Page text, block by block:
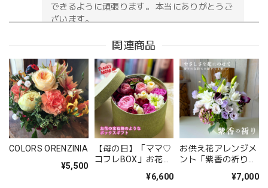
できるように頑張ります。 本当にありがとうご
ざいます。
お供え花アレンジメント「紫香の祈り」｜春彼岸・お盆・命日・法事の供花
2026/05/09
無事に届いたようです。 注文時に、間違えて記入してどう
しようと思っていた所に、丁寧な電話をいただき助かりまし
た。 送り先の友人から写真が送られてきましたが、とても
立派なアレンジメントで感激しました。 友人も喜んでいま
した。 配送の件もとても丁寧に、お花が傷付かない様に配
慮されていたようです。 お願いして良かったです。 また機
関連商品
COLORS ORENZINIA
¥5,500
【母の日】「ママ♡
コフレBOX」お花の
¥6,600
お供え花アレンジメ
ント「紫香の祈り」
日・法事の供花¥7,000